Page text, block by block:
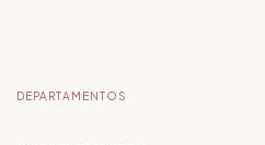
DEPARTAMENTOS